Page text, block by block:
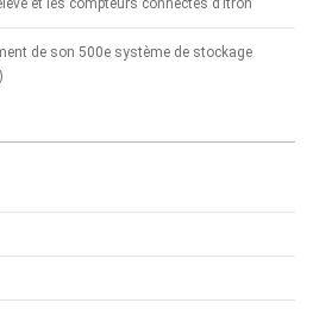
et les compteurs connectés d’Itron
de son 500e système de stockage